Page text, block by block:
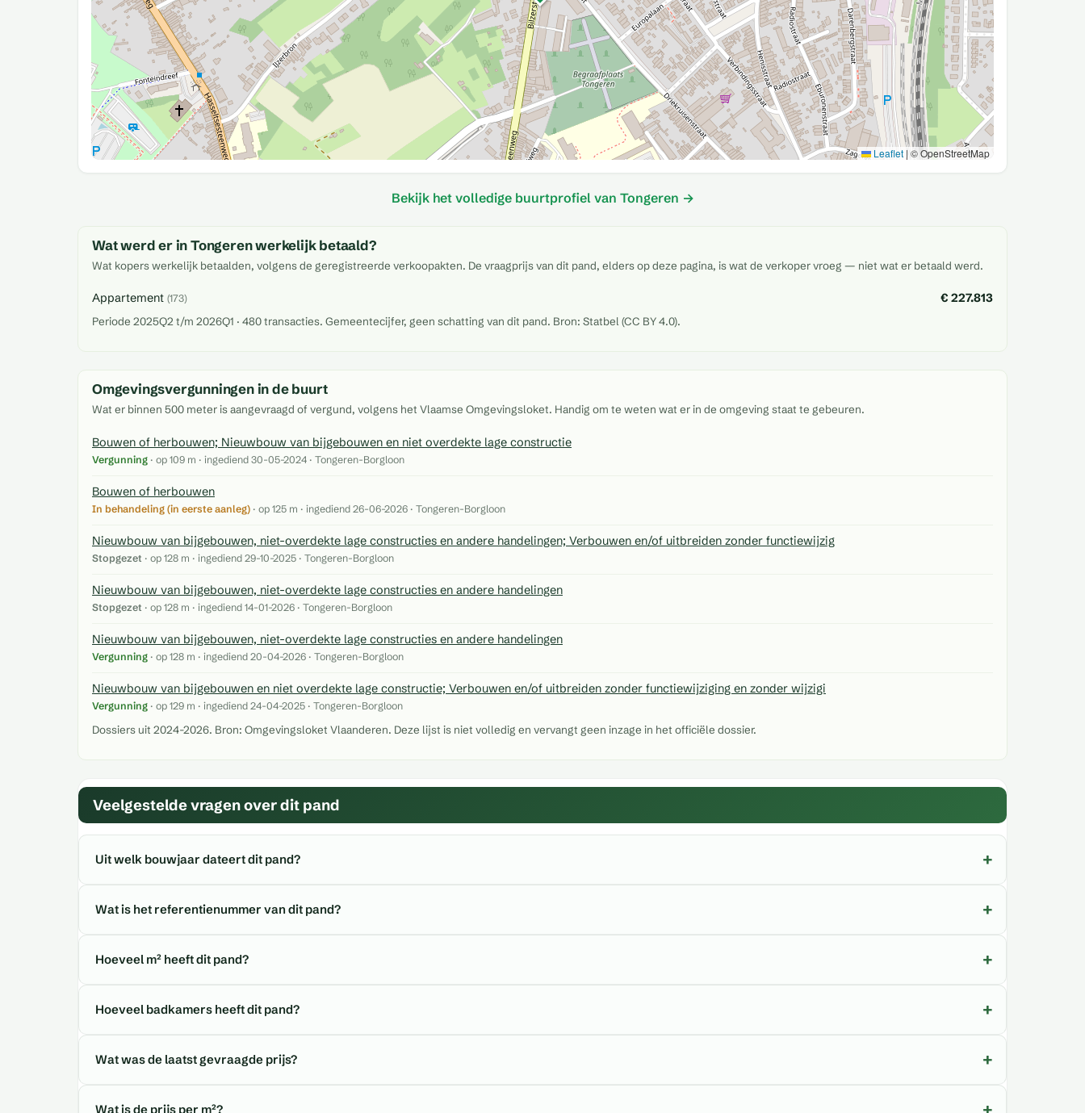
Leaflet | © OpenStreetMap
Bekijk het volledige buurtprofiel van Tongeren →
Wat werd er in Tongeren werkelijk betaald?
Wat kopers werkelijk betaalden, volgens de geregistreerde verkoopakten. De vraagprijs van dit pand, elders op deze pagina, is wat de verkoper vroeg — niet wat er betaald werd.
Appartement (173) € 227.813
Periode 2025Q2 t/m 2026Q1 · 480 transacties. Gemeentecijfer, geen schatting van dit pand. Bron: Statbel (CC BY 4.0).
Omgevingsvergunningen in de buurt
Wat er binnen 500 meter is aangevraagd of vergund, volgens het Vlaamse Omgevingsloket. Handig om te weten wat er in de omgeving staat te gebeuren.
Bouwen of herbouwen; Nieuwbouw van bijgebouwen en niet overdekte lage constructie
Vergunning · op 109 m · ingediend 30-05-2024 · Tongeren-Borgloon
Bouwen of herbouwen
In behandeling (in eerste aanleg) · op 125 m · ingediend 26-06-2026 · Tongeren-Borgloon
Nieuwbouw van bijgebouwen, niet-overdekte lage constructies en andere handelingen; Verbouwen en/of uitbreiden zonder functiewijzig
Stopgezet · op 128 m · ingediend 29-10-2025 · Tongeren-Borgloon
Nieuwbouw van bijgebouwen, niet-overdekte lage constructies en andere handelingen
Stopgezet · op 128 m · ingediend 14-01-2026 · Tongeren-Borgloon
Nieuwbouw van bijgebouwen, niet-overdekte lage constructies en andere handelingen
Vergunning · op 128 m · ingediend 20-04-2026 · Tongeren-Borgloon
Nieuwbouw van bijgebouwen en niet overdekte lage constructie; Verbouwen en/of uitbreiden zonder functiewijziging en zonder wijzigi
Vergunning · op 129 m · ingediend 24-04-2025 · Tongeren-Borgloon
Dossiers uit 2024-2026. Bron: Omgevingsloket Vlaanderen. Deze lijst is niet volledig en vervangt geen inzage in het officiële dossier.
Veelgestelde vragen over dit pand
Uit welk bouwjaar dateert dit pand?
Wat is het referentienummer van dit pand?
Hoeveel m² heeft dit pand?
Hoeveel badkamers heeft dit pand?
Wat was de laatst gevraagde prijs?
Wat is de prijs per m²?